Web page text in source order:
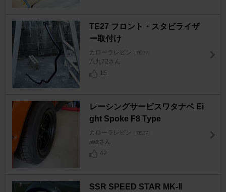
TE27 フロント・スタビライザ
ー取付け
カローラレビン [TE27]
八九72さん
15
レーシングサービスワタナベ Ei
ght Spoke F8 Type
カローラレビン [TE27]
Iwaさん
42
SSR SPEED STAR MK-Ⅱ